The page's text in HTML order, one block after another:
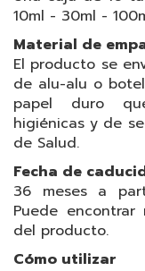
10ml - 30ml -
Material de
El producto se
de alu-alu o
papel duro
higiénicas y de
de Salud.
Fecha de
36 meses a
Puede
del producto.
Cómo utilizar